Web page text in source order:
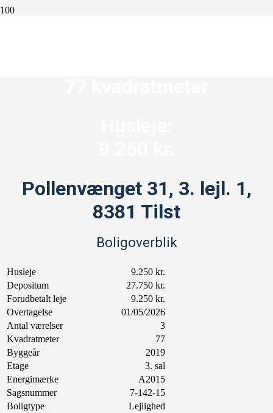
Pollenvænget 31, 3. lejl. 1,
8381 Tilst
Boligoverblik
Husleje
9.250 kr.
Depositum
27.750 kr.
Forudbetalt leje
9.250 kr.
Overtagelse
01/05/2026
Antal værelser
3
Kvadratmeter
77
Byggeår
2019
Etage
3. sal
Energimærke
A2015
Sagsnummer
7-142-15
Boligtype
Lejlighed